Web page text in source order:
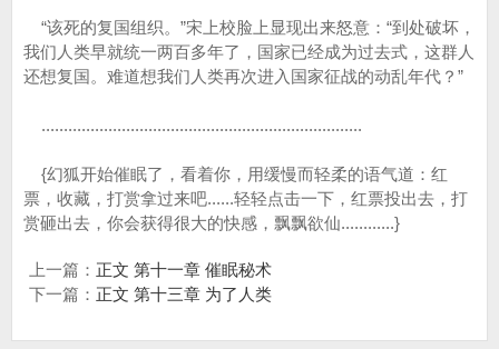
“该死的复国组织。”宋上校脸上显现出来怒意：“到处破坏，
我们人类早就统一两百多年了，国家已经成为过去式，这群人
还想复国。难道想我们人类再次进入国家征战的动乱年代？”
........................................................................
{幻狐开始催眠了，看着你，用缓慢而轻柔的语气道：红
票，收藏，打赏拿过来吧......轻轻点击一下，红票投出去，打
赏砸出去，你会获得很大的快感，飘飘欲仙............}
上一篇： 正文 第十一章 催眠秘术
下一篇： 正文 第十三章 为了人类